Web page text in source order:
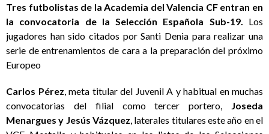
Tres futbolistas de la Academia del Valencia CF entran en
la convocatoria de la Selección Española Sub-19. Los
jugadores han sido citados por Santi Denia para realizar una
serie de entrenamientos de cara a la preparación del próximo
Europeo
Carlos Pérez, meta titular del Juvenil A y habitual en muchas
convocatorias del filial como tercer portero, Joseda
Menargues y Jesús Vázquez, laterales titulares este año en el